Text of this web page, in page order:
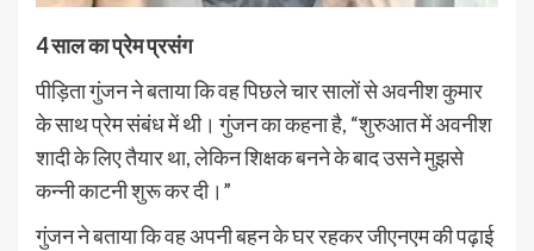
4 साल का प्रेम प्रसंग
पीड़िता गुंजन ने बताया कि वह पिछले चार सालों से अवनीश कुमार
के साथ प्रेम संबंध में थी। गुंजन का कहना है, “शुरुआत में अवनीश
शादी के लिए तैयार था, लेकिन शिक्षक बनने के बाद उसने मुझसे
कन्नी काटनी शुरू कर दी।”
गुंजन ने बताया कि वह अपनी बहन के घर रहकर जीएनएम की पढ़ाई